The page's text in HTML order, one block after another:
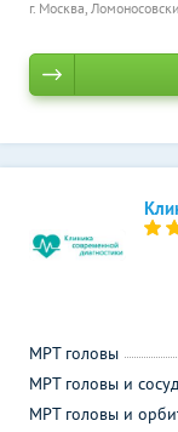
г. Москва,
МРТ головы
МРТ головы и
МРТ головы и